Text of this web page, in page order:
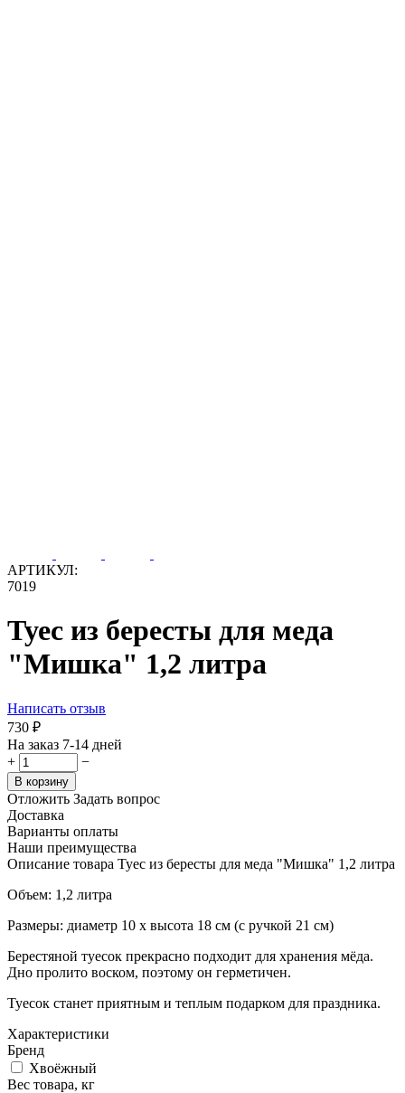
АРТИКУЛ:
7019
Туес из бересты для меда
"Мишка" 1,2 литра
Написать отзыв
‍730‍ ₽
На заказ 7-14 дней
+
−
В корзину
Отложить Задать вопрос
Доставка
Варианты оплаты
Наши преимущества
Описание товара Туес из бересты для меда "Мишка" 1,2 литра
Объем: 1,2 литра
Размеры: диаметр 10 х высота 18 см (с ручкой 21 см)
Берестяной туесок прекрасно подходит для хранения мёда.
Дно пролито воском, поэтому он герметичен.
Туесок станет приятным и теплым подарком для праздника.
Характеристики
Бренд
Хвоёжный
Вес товара, кг